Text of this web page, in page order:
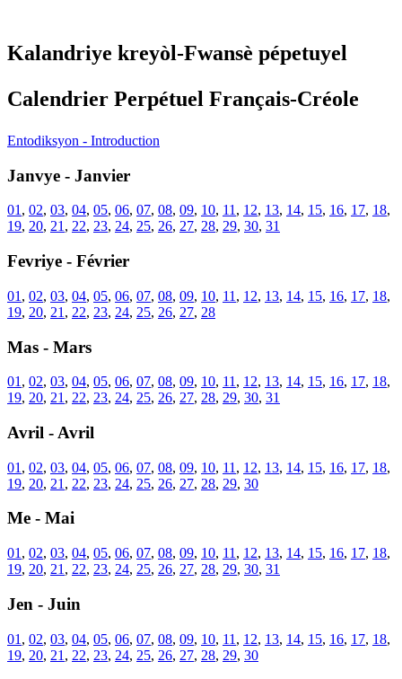
Kalandriye kreyòl-Fwansè pépetuyel
Calendrier Perpétuel Français-Créole
Entodiksyon - Introduction
Janvye - Janvier
01 , 02, 03, 04, 05, 06, 07, 08, 09, 10, 11 , 12, 13, 14, 15, 16, 17, 18,
19, 20, 21 , 22, 23, 24, 25, 26, 27, 28, 29, 30, 31
Fevriye - Février
01 , 02, 03, 04, 05, 06, 07, 08, 09, 10, 11 , 12, 13, 14, 15, 16, 17, 18,
19, 20, 21 , 22, 23, 24, 25, 26, 27, 28
Mas - Mars
01 , 02, 03, 04, 05, 06, 07, 08, 09, 10, 11 , 12, 13, 14, 15, 16, 17, 18,
19, 20, 21 , 22, 23, 24, 25, 26, 27, 28, 29, 30, 31
Avril - Avril
01 , 02, 03, 04, 05, 06, 07, 08, 09, 10, 11 , 12, 13, 14, 15, 16, 17, 18,
19, 20, 21 , 22, 23, 24, 25, 26, 27, 28, 29, 30
Me - Mai
01 , 02, 03, 04, 05, 06, 07, 08, 09, 10, 11 , 12, 13, 14, 15, 16, 17, 18,
19, 20, 21 , 22, 23, 24, 25, 26, 27, 28, 29, 30, 31
Jen - Juin
01 , 02, 03, 04, 05, 06, 07, 08, 09, 10, 11 , 12, 13, 14, 15, 16, 17, 18,
19, 20, 21 , 22, 23, 24, 25, 26, 27, 28, 29, 30